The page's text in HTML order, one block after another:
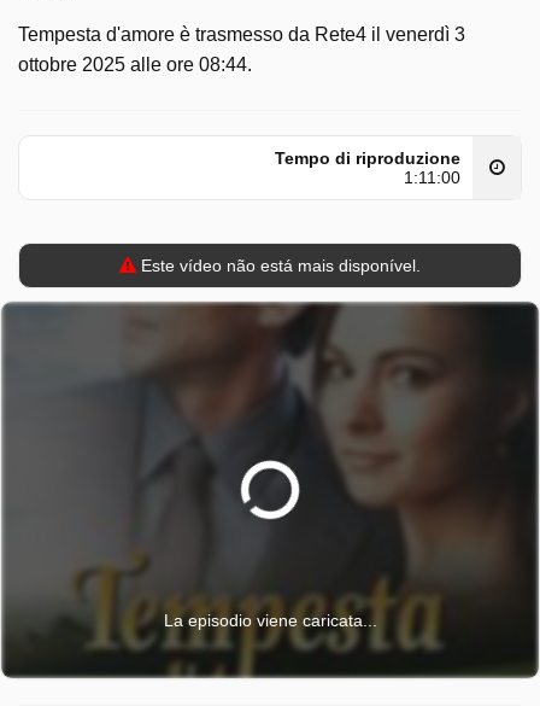
Tempesta d'amore è trasmesso da Rete4 il venerdì 3
ottobre 2025 alle ore 08:44.
Tempo di riproduzione
1:11:00
Este vídeo não está mais disponível.
La episodio viene caricata...